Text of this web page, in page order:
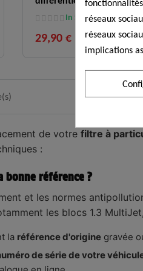
remplace PSA 1618Z9
In Stock
29,90 €
de votre filtre à
:
bonne référence ?
et les normes
les blocs 1.3
la référence d'origine gravée
de série de votre
réseaux
réseaux
implications